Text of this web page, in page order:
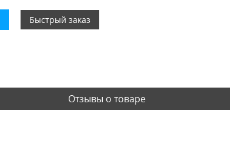
Быстрый заказ
Отзывы о товаре